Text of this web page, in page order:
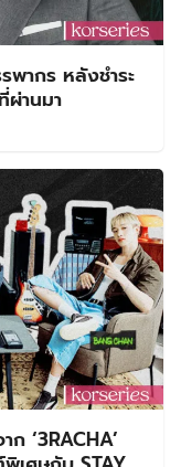
พากร หลังชำระ
ผ่านมา
‘3RACHA’